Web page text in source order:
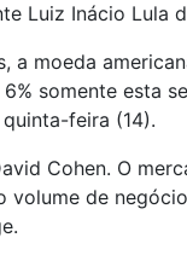
Luiz Inácio Lula
a moeda
somente esta
feira (14).
Cohen. O
de